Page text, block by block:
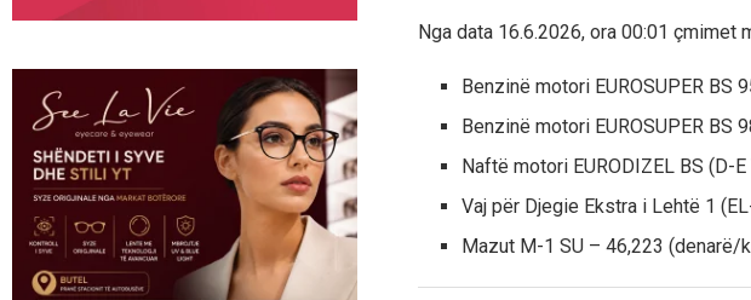
Nga data 16.6.2026, ora 00:01
Benzinë motori EUROSUPER BS
Benzinë motori EUROSUPER BS
Naftë motori EURODIZEL BS (D-
Vaj për Djegie Ekstra i Lehtë 1
Mazut М-1 SU – 46,223 (denarë/